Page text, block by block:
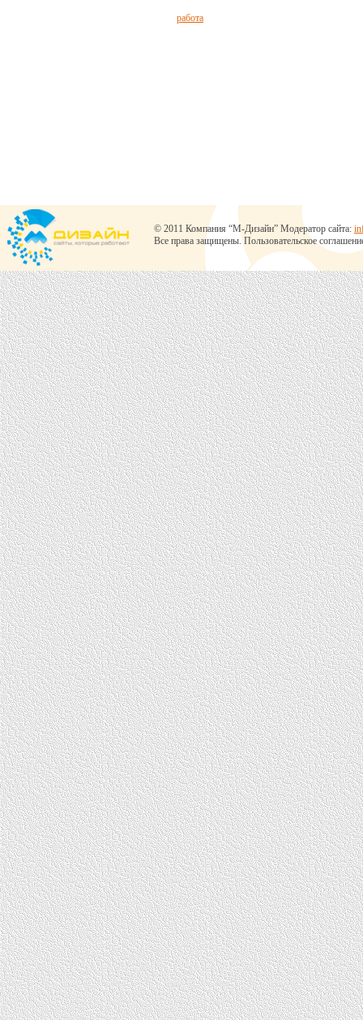
работа
© 2011 Компания “М-Дизайн” Модератор сайта:
Все права защищены.Пользовательское